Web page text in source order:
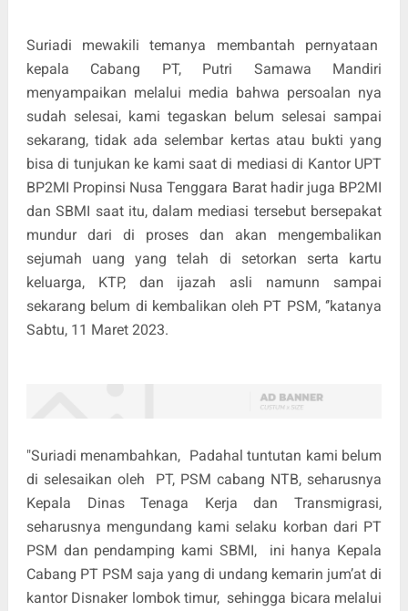
Suriadi mewakili temanya membantah pernyataan
kepala Cabang PT, Putri Samawa Mandiri
menyampaikan melalui media bahwa persoalan nya
sudah selesai, kami tegaskan belum selesai sampai
sekarang, tidak ada selembar kertas atau bukti yang
bisa di tunjukan ke kami saat di mediasi di Kantor UPT
BP2MI Propinsi Nusa Tenggara Barat hadir juga BP2MI
dan SBMI saat itu, dalam mediasi tersebut bersepakat
mundur dari di proses dan akan mengembalikan
sejumah uang yang telah di setorkan serta kartu
keluarga, KTP, dan ijazah asli namunn sampai
sekarang belum di kembalikan oleh PT PSM, ‘’katanya
Sabtu, 11 Maret 2023.
"Suriadi menambahkan, Padahal tuntutan kami belum
di selesaikan oleh
PT, PSM cabang NTB, seharusnya
Kepala Dinas Tenaga Kerja dan Transmigrasi,
seharusnya mengundang kami selaku korban dari PT
PSM dan pendamping kami SBMI,
ini hanya Kepala
Cabang PT PSM saja yang di undang kemarin jum’at di
kantor Disnaker lombok timur, sehingga bicara melalui